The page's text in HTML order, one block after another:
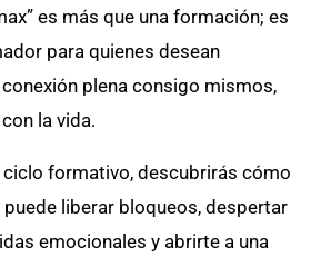
es más que una formación; es
para quienes desean
plena consigo mismos,
la vida.
formativo, descubrirás cómo
puede liberar bloqueos, despertar
emocionales y abrirte a una